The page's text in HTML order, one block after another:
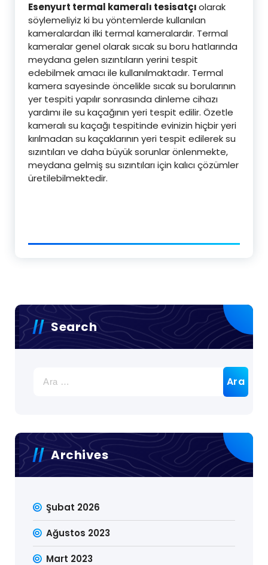
Esenyurt termal kameralı tesisatçıolarak
söylemeliyiz ki bu yöntemlerde kullanılan
kameralardan ilki termal kameralardır. Termal
kameralar genel olarak sıcak su boru hatlarında
meydana gelen sızıntıların yerini tespit
edebilmek amacı ile kullanılmaktadır. Termal
kamera sayesinde öncelikle sıcak su borularının
yer tespiti yapılır sonrasında dinleme cihazı
yardımı ile su kaçağının yeri tespit edilir. Özetle
kameralı su kaçağı tespitinde evinizin hiçbir yeri
kırılmadan su kaçaklarının yeri tespit edilerek su
sızıntıları ve daha büyük sorunlar önlenmekte,
meydana gelmiş su sızıntıları için kalıcı çözümler
üretilebilmektedir.
Search
Archives
Şubat 2026
Ağustos 2023
Mart 2023